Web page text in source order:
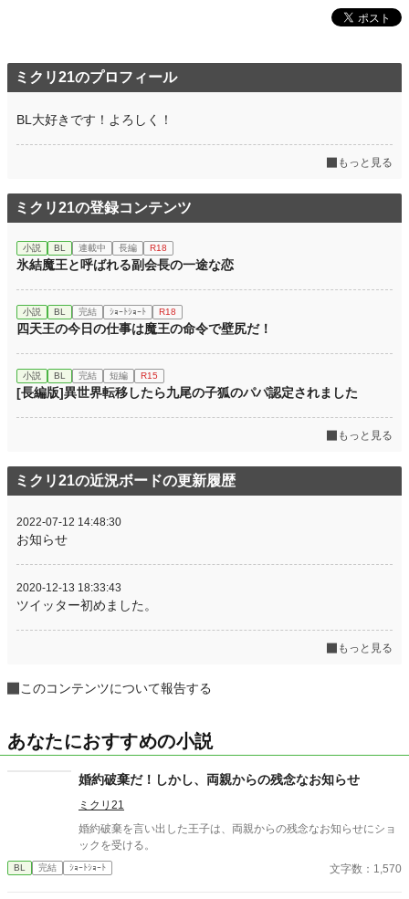
ミクリ21のプロフィール
BL大好きです！よろしく！
もっと見る
ミクリ21の登録コンテンツ
小説 BL 連載中 長編 R18
氷結魔王と呼ばれる副会長の一途な恋
小説 BL 完結 ｼｮｰﾄｼｮｰﾄ R18
四天王の今日の仕事は魔王の命令で壁尻だ！
小説 BL 完結 短編 R15
[長編版]異世界転移したら九尾の子狐のパパ認定されました
もっと見る
ミクリ21の近況ボードの更新履歴
2022-07-12 14:48:30
お知らせ
2020-12-13 18:33:43
ツイッター初めました。
もっと見る
このコンテンツについて報告する
あなたにおすすめの小説
婚約破棄だ！しかし、両親からの残念なお知らせ
ミクリ21
婚約破棄を言い出した王子は、両親からの残念なお知らせにショ
ックを受ける。
BL 完結 ｼｮｰﾄｼｮｰﾄ 文字数：1,570